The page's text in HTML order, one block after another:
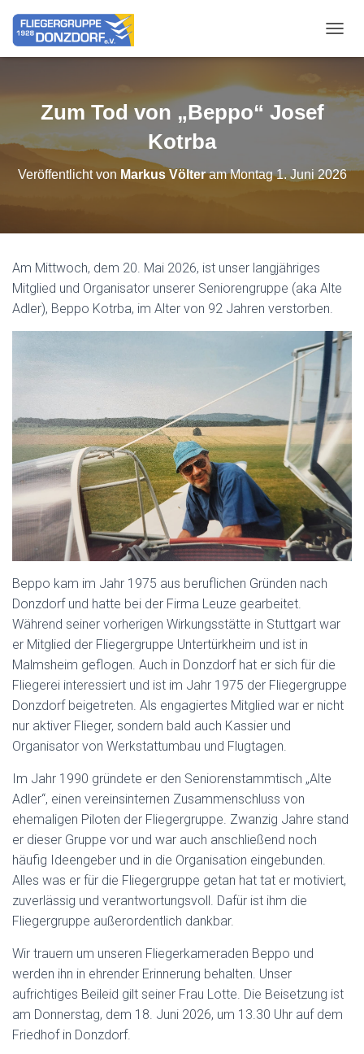
Zum Tod von „Beppo“ Josef
Kotrba
Veröffentlicht von Markus VölteramMontag 1. Juni 2026
Am Mittwoch, dem 20. Mai 2026, ist unser langjähriges
Mitglied und Organisator unserer Seniorengruppe (aka Alte
Adler), Beppo Kotrba, im Alter von 92 Jahren verstorben.
Beppo kam im Jahr 1975 aus beruflichen Gründen nach
Donzdorf und hatte bei der Firma Leuze gearbeitet.
Während seiner vorherigen Wirkungsstätte in Stuttgart war
er Mitglied der Fliegergruppe Untertürkheim und ist in
Malmsheim geflogen. Auch in Donzdorf hat er sich für die
Fliegerei interessiert und ist im Jahr 1975 der Fliegergruppe
Donzdorf beigetreten. Als engagiertes Mitglied war er nicht
nur aktiver Flieger, sondern bald auch Kassier und
Organisator von Werkstattumbau und Flugtagen.
Im Jahr 1990 gründete er den Seniorenstammtisch „Alte
Adler“, einen vereinsinternen Zusammenschluss von
ehemaligen Piloten der Fliegergruppe. Zwanzig Jahre stand
er dieser Gruppe vor und war auch anschließend noch
häufig Ideengeber und in die Organisation eingebunden.
Alles was er für die Fliegergruppe getan hat tat er motiviert,
zuverlässig und verantwortungsvoll. Dafür ist ihm die
Fliegergruppe außerordentlich dankbar.
Wir trauern um unseren Fliegerkameraden Beppo und
werden ihn in ehrender Erinnerung behalten. Unser
aufrichtiges Beileid gilt seiner Frau Lotte. Die Beisetzung ist
am Donnerstag, dem 18. Juni 2026, um 13.30 Uhr auf dem
Friedhof in Donzdorf.